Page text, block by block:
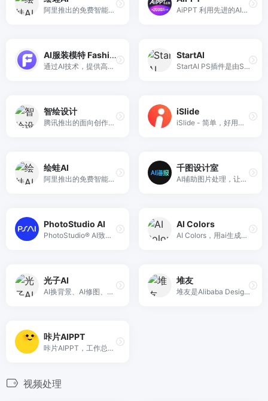
阿里推出的免费智能图片、视频创作平台，专注电商场景，支持高清商拍图生成与营销视频制作。 AiPPT 利用先进的AI技术,自动创建并优化PPT模版。AiPPT 的 AI 能为您生成适合的,高质量且独特的 PPT 模版。让你的演示更加专业和吸引人,做 PPT 就用 AiPPT
AI服装模特 Fashionlabs
通过AI技术，提供高品质的AI服装模特，为用户展现服装的魅力，提升品牌形象和销售。
StartAI
StartAI PS插件是由StartAI推出的一款专为设计师打造的基于Photoshop的AI工具，提供了一系列强大的AI功能，轻松提升设计效率，激发无限创意。
智绘设计
腾讯推出的面向创作者以及企业的素材智能化设计生产平台
iSlide
iSlide - 简单，好用的PPT插件！拥有30万+ 原创可商用PPT模板，PPT主题素材，PPT案例，PPT图表，PPT图示，PPT图标，PPT插图和800万+正版图片。提供38个设计辅助实用功能，一键解决PPT设计制做中的难题。
绘蛙AI
阿里推出的免费智能图片、视频创作平台，专注电商场景，支持高清商拍图生成与营销视频制作。
千图设计室
AI辅助图片处理，让设计效率提升30%，包含抠图/AI绘画/AI对话等50+工具，人人都是超级设计师
PhotoStudio AI
PhotoStudio® AI致力于极低成本、极高效率满足商业拍摄需求。写实高颜值AI模特，海量AI商业场景，专业电商行业AI作图工具，无需下载，简单3步生成超高颜值的AI摄影大片，助力电商商家降本增效！
AI Colors
AI Colors，用ai生成配色方案。
光子AI
AI换背景、AI修图、AI换色
堆友
堆友是Alibaba Design打造的设计师全成长周期服务平台，围绕品质、效率、技能、成就、收入五大用户价值布局平台能力，全力服务设计师，旨在成为设计师的好朋友。堆友历经大厂设计师团队多轮打磨雕刻，集海量高品质3D素材、实时在线渲染、多元场景功能应用、轻便好学易上手等多重优势于一身的设计神器，更自带免费可商用属性，为专业设计师、运营工友、学生小白、社交达人提供了一个零成本的在线设计站点和资源库。
咔片AIPPT
咔片AIPPT，工作总结/教学课件/商业提案3分钟搞定！10万+场景模板一键替换，AI自动排版+多格式导出，支持在线编辑，基础功能永久免费使用！
视频处理